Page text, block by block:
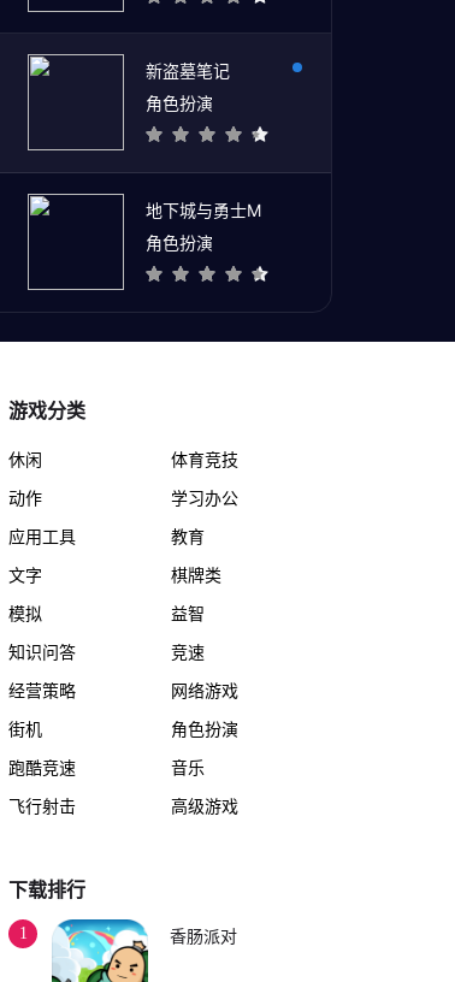
新盗墓笔记
角色扮演
地下城与勇士M
角色扮演
游戏分类
休闲
体育竞技
动作
学习办公
应用工具
教育
文字
棋牌类
模拟
益智
知识问答
竞速
经营策略
网络游戏
街机
角色扮演
跑酷竞速
音乐
飞行射击
高级游戏
下载排行
1 香肠派对